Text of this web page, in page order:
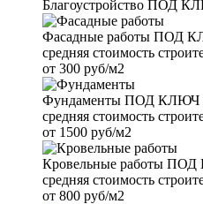
Благоустройство ПОД
Фасадные работы ПОД
средняя стоимость
от 300 руб/м2
Фундаменты ПОД КЛЮЧ
средняя стоимость
от 1500 руб/м2
Кровельные работы ПОД
средняя стоимость
от 800 руб/м2